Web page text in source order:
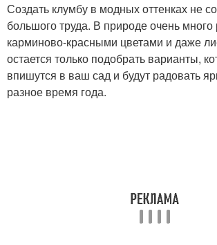
Создать клумбу в модных оттенках не
большого труда. В природе очень много
карминово-красными цветами и даже
остается только подобрать варианты,
впишутся в ваш сад и будут радовать
разное время года.